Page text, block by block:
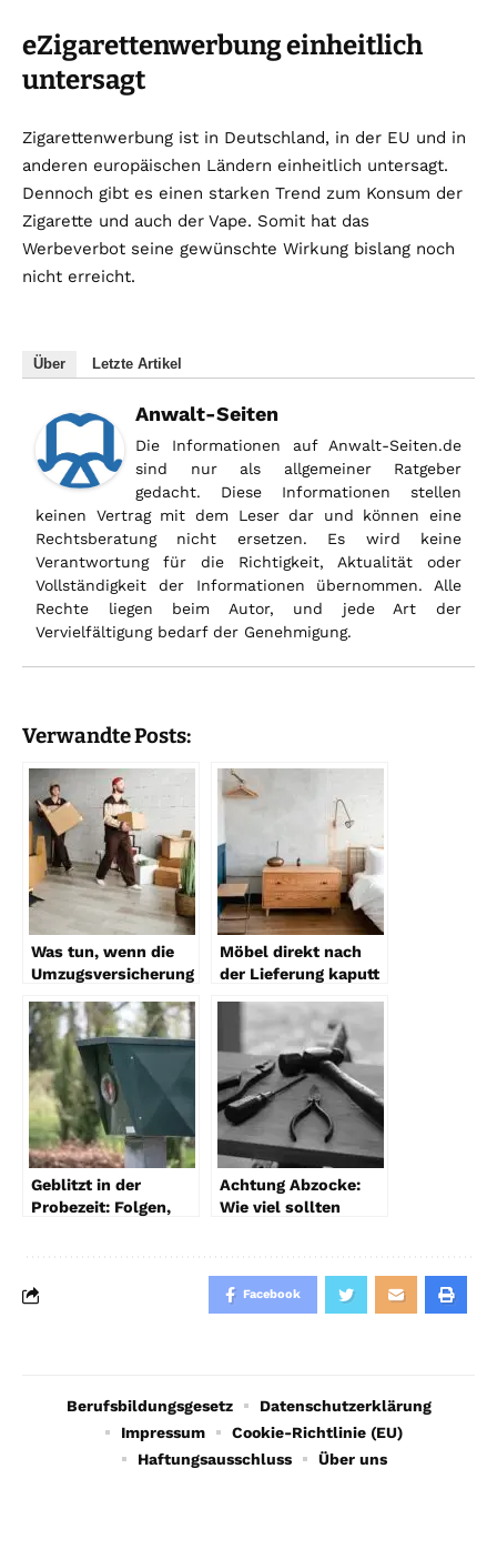
eZigarettenwerbung einheitlich
untersagt
Zigarettenwerbung ist in Deutschland, in der EU und in
anderen europäischen Ländern einheitlich untersagt.
Dennoch gibt es einen starken Trend zum Konsum der
Zigarette und auch der Vape. Somit hat das
Werbeverbot seine gewünschte Wirkung bislang noch
nicht erreicht.
Über Letzte Artikel
Anwalt-Seiten
Die Informationen auf Anwalt-Seiten.de
sind nur als allgemeiner Ratgeber
gedacht. Diese Informationen stellen
keinen Vertrag mit dem Leser dar und können eine
Rechtsberatung nicht ersetzen. Es wird keine
Verantwortung für die Richtigkeit, Aktualität oder
Vollständigkeit der Informationen übernommen. Alle
Rechte liegen beim Autor, und jede Art der
Vervielfältigung bedarf der Genehmigung.
Verwandte Posts:
Was tun, wenn die
Umzugsversicherung
Möbel direkt nach
der Lieferung kaputt
Geblitzt in der
Probezeit: Folgen,
Rechtsbehelfe
Achtung Abzocke:
Wie viel sollten
wirklich kosten?
Facebook
Berufsbildungsgesetz
Datenschutzerklärung
Impressum
Cookie-Richtlinie (EU)
Haftungsausschluss
Über uns